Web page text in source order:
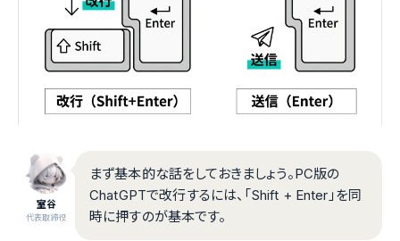
室谷
代表取締役
まず基本的な話をしておきましょう。PC版の
ChatGPTで改行するには、「Shift + Enter」を同
時に押すのが基本です。